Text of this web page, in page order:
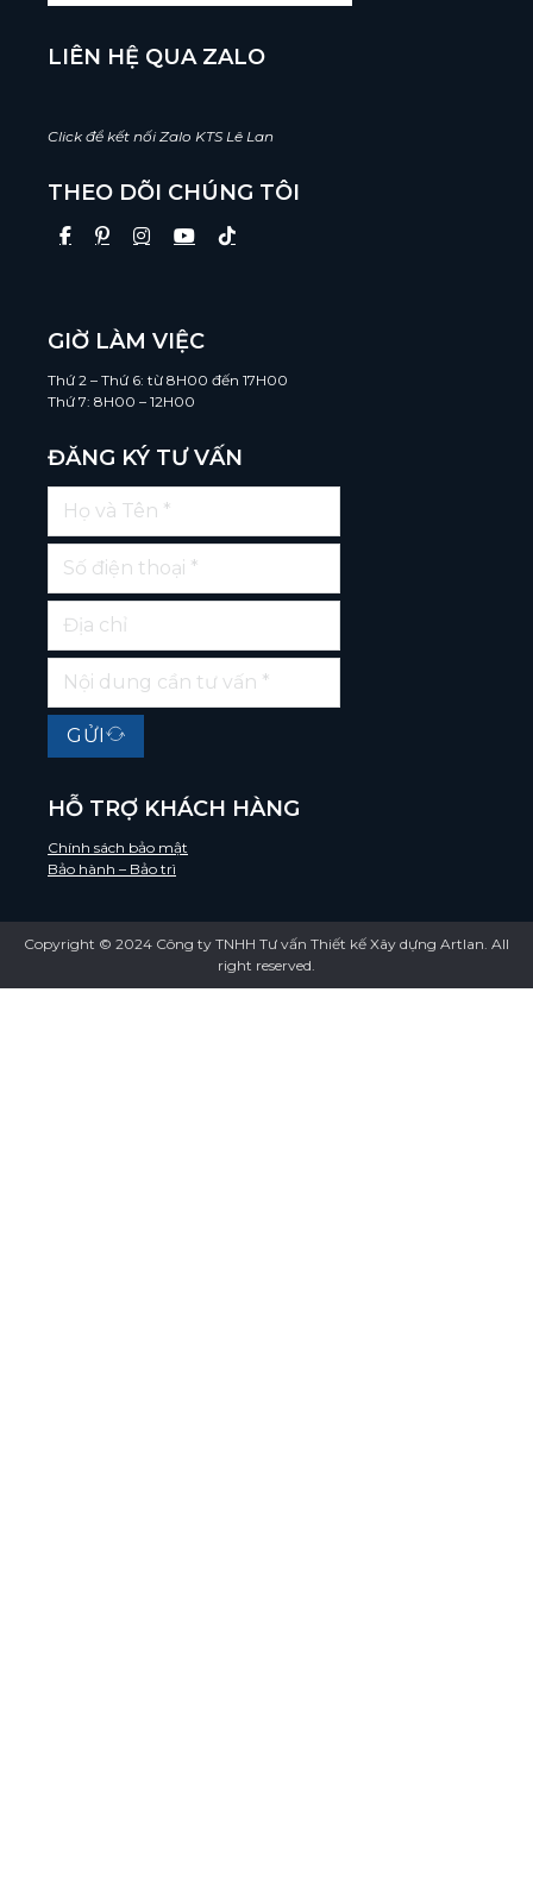
LIÊN HỆ QUA ZALO
Click để kết nối Zalo KTS Lê Lan
THEO DÕI CHÚNG TÔI
GIỜ LÀM VIỆC
Thứ 2 – Thứ 6: từ 8H00 đến 17H00
Thứ 7: 8H00 – 12H00
ĐĂNG KÝ TƯ VẤN
GỬI
HỖ TRỢ KHÁCH HÀNG
Chính sách bảo mật
Bảo hành – Bảo trì
Copyright © 2024 Công ty TNHH Tư vấn Thiết kế Xây dựng Artlan. All
right reserved.